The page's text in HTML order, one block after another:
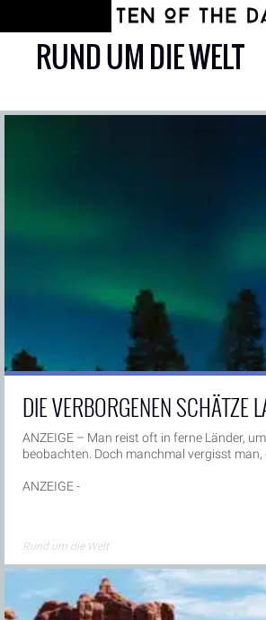
RUND UM DIE WELT
DIE VERBORGENEN SCHÄTZE
ANZEIGE – Man reist oft in ferne Länder,
beobachten. Doch manchmal vergisst man,
ANZEIGE -
Rund um die Welt